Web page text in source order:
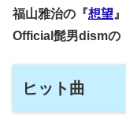
福山雅治の『想望 』
Official髭男dismの
ヒット曲